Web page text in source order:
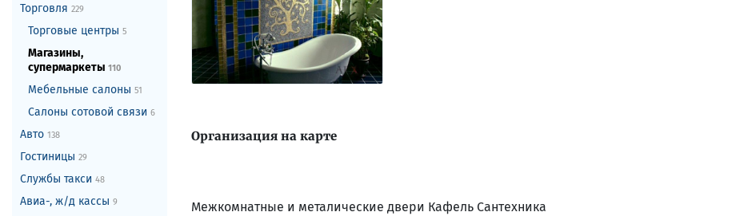
Торговля 229
Торговые центры 5
Магазины,
супермаркеты 110
Мебельные салоны 51
Салоны сотовой связи 6
Авто 138
Гостиницы 29
Службы такси 48
Авиа-, ж/д кассы 9
Организация на карте
Межкомнатные и металические двери Кафель Сантехника